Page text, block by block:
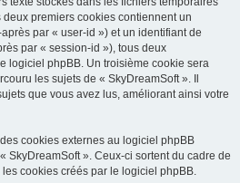
premiers cookies contiennent un
par « user-id ») et un identifiant de
par « session-id »), tous deux
logiciel phpBB. Un troisième cookie sera
les sujets de « SkyDreamSoft ». Il
que vous avez lus, améliorant ainsi votre
cookies externes au logiciel phpBB
SkyDreamSoft ». Ceux-ci sortent du cadre de
cookies créés par le logiciel phpBB.